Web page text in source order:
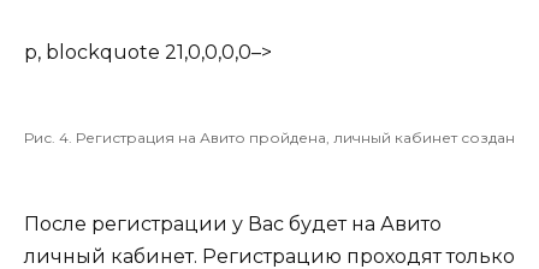
p, blockquote 21,0,0,0,0–>
Рис. 4. Регистрация на Авито пройдена, личный кабинет создан
После регистрации у Вас будет на Авито
личный кабинет. Регистрацию проходят только